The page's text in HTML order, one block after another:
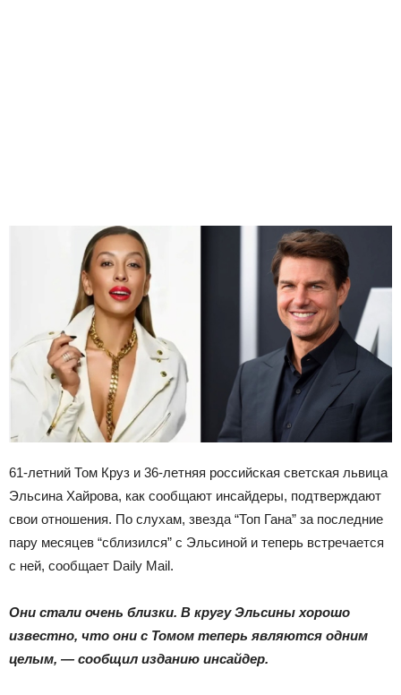
61-летний Том Круз и 36-летняя российская светская львица
Эльсина Хайрова, как сообщают инсайдеры, подтверждают
свои отношения. По слухам, звезда “Топ Гана” за последние
пару месяцев “сблизился” с Эльсиной и теперь встречается
с ней, сообщает Daily Mail.
Они стали очень близки. В кругу Эльсины хорошо
известно, что они с Томом теперь являются одним
целым, — сообщил изданию инсайдер.